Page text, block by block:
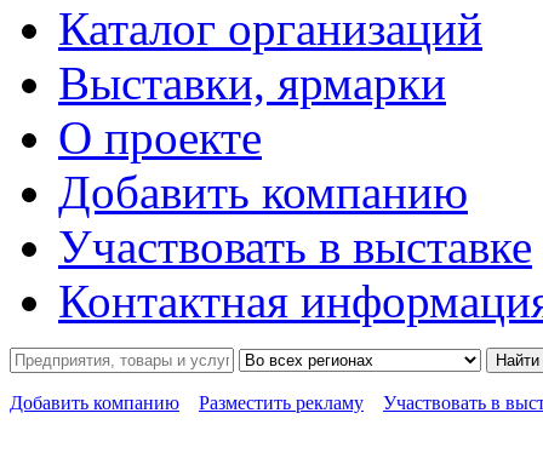
Каталог организаций
Выставки, ярмарки
О проекте
Добавить компанию
Участвовать в выставке
Контактная
Найти
Добавить компанию Разместить рекламу Участвовать в